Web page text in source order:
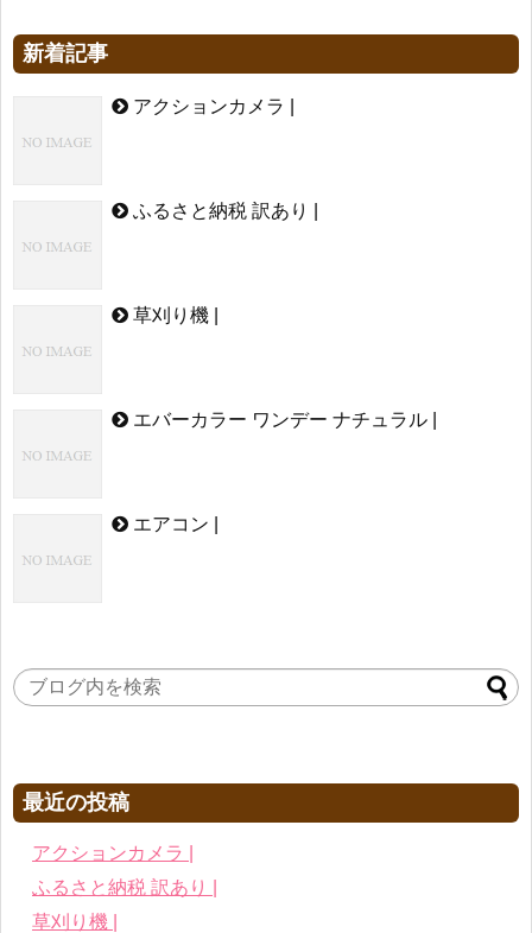
新着記事
アクションカメラ |
ふるさと納税 訳あり |
草刈り機 |
エバーカラー ワンデー ナチュラル |
エアコン |
最近の投稿
アクションカメラ |
ふるさと納税 訳あり |
草刈り機 |